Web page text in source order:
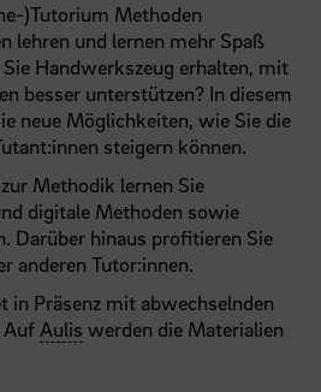
)Tutorium Methoden
lehren und lernen mehr Spaß
Handwerkszeug erhalten, mit
besser unterstützen? In diesem
neue Möglichkeiten, wie Sie die
steigern können.
Methodik lernen Sie
digitale Methoden sowie
Darüber hinaus profitieren Sie
anderen Tutor:innen.
in Präsenz mit abwechselnden
Auf Aulis werden die Materialien